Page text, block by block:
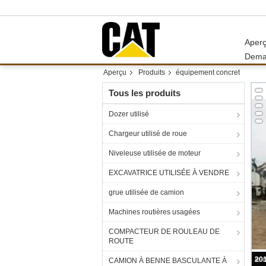
Aperçu Produits équipement concret
Tous les produits
Dozer utilisé
Chargeur utilisé de roue
Niveleuse utilisée de moteur
EXCAVATRICE UTILISÉE À VENDRE
grue utilisée de camion
Machines routières usagées
COMPACTEUR DE ROULEAU DE
ROUTE
CAMION À BENNE BASCULANTE À